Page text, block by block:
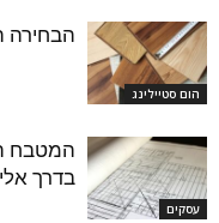
הום סטיילינג
הבחירה
עסקים
המטבח
בדרך